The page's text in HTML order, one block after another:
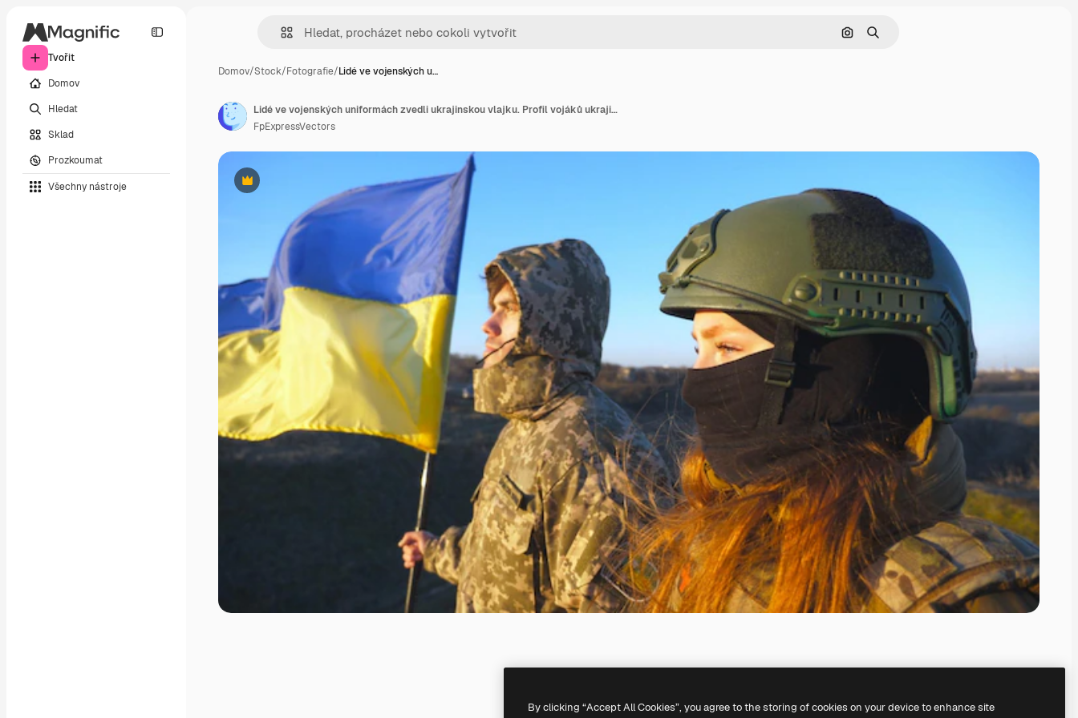
Tvořit
Domov
Hledat
Sklad
Prozkoumat
Všechny nástroje
Hledat podle obrázku
Hledat
Domov/Stock/Fotografie/Lidé ve vojenských u…
Premium
Lidé ve vojenských uniformách zvedli ukrajinskou vlajku. Profil vojáků ukrajinské armády držících vlající vlajku Ukrajiny. Vítězství nad ruskou agresí. Koncept odporu proti invazi. Zpomalený záběr.
FpExpressVectors
By clicking “Accept All Cookies”, you agree to the storing of cookies on your device to enhance site